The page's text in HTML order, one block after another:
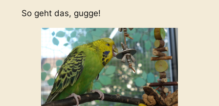
So geht das, gugge!